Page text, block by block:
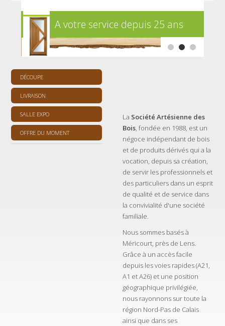
A votre service depuis 25 ans
DÉCOUPE
LIVRAISON
SALLE EXPO
OFFRE DU MOMENT
La Société Artésienne des
Bois, fondée en 1988, est un
négoce indépendant de bois
et de produits dérivés qui a la
vocation, depuis sa création,
de servir les professionnels et
des particuliers dans un esprit
de qualité et de service dans
la convivialité d'une société
familiale.
Nous sommes basés à
Méricourt, près de Lens.
Grâce à un accès facile
depuis les voies rapides (A21,
A1 et A26) et une position
géographique privilégiée,
nous rayonnons sur toute la
région Nord-Pas de Calais
ainsi que dans ses